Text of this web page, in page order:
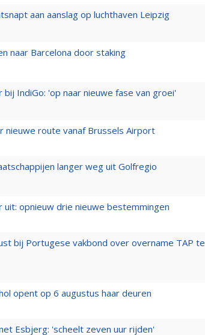
aan aanslag op luchthaven Leipzig
naar Barcelona door staking
IndiGo: 'op naar nieuwe fase van groei'
nieuwe route vanaf Brussels Airport
langer weg uit Golfregio
opnieuw drie nieuwe bestemmingen
bij Portugese vakbond over overname TAP te
opent op 6 augustus haar deuren
Esbjerg: 'scheelt zeven uur rijden'